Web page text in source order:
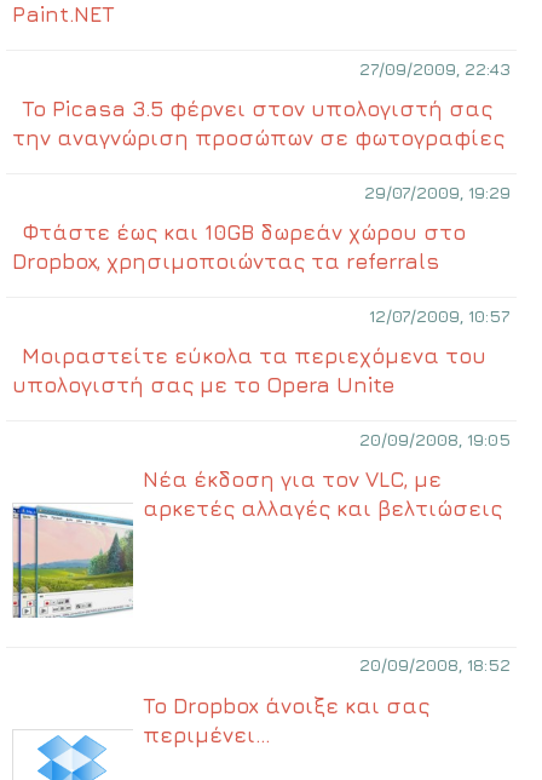
Paint.NET
27/09/2009, 22:43
To Picasa 3.5 φέρνει στον υπολογιστή σας
την αναγνώριση προσώπων σε φωτογραφίες
29/07/2009, 19:29
Φτάστε έως και 10GB δωρεάν χώρου στο
Dropbox, χρησιμοποιώντας τα referrals
12/07/2009, 10:57
Μοιραστείτε εύκολα τα περιεχόμενα του
υπολογιστή σας με το Opera Unite
20/09/2008, 19:05
Νέα έκδοση για τον VLC, με
αρκετές αλλαγές και βελτιώσεις
20/09/2008, 18:52
To Dropbox άνοιξε και σας
περιμένει…